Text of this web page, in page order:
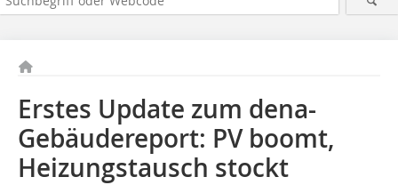
Erstes Update zum dena-
Gebäudereport: PV boomt,
Heizungstausch stockt